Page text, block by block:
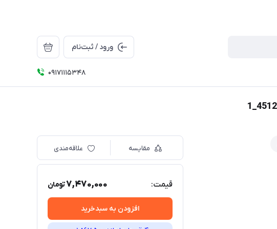
ورود / ثبت‌نام
09171115348
مقایسه علاقه‌مندی
قیمت: 7,470,000تومان
افزودن به سبدخرید